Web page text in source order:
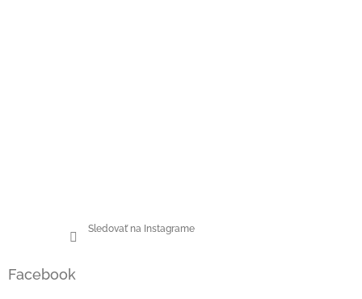
Sledovať na Instagrame
Facebook